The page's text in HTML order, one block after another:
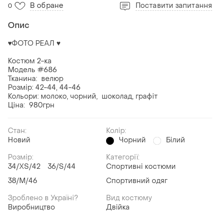
0 В обране Поставити запитання
Опис
♥️ФОТО РЕАЛ ♥️
Костюм 2-ка
Модель #686
Тканина: велюр
Розмір: 42-44, 44-46
Кольори: молоко, чорний, шоколад, графіт
Ціна: 980грн
Стан:
Новий
Колір:
Чорний
Білий
Розмір:
34/XS/42
36/S/44
38/M/46
Категорії:
Спортивні костюми
Спортивний одяг
Зроблено в Україні?
Виробництво
Вид костюму
Двійка